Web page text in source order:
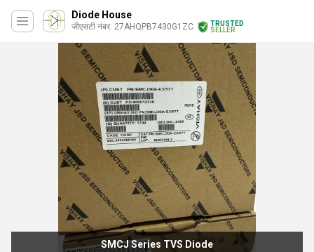
Diode House
जीएसटी नंबर. 27AHQPB7430G1ZC
TRUSTED
SELLER
SMCJ Series TVS Diode